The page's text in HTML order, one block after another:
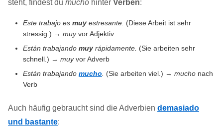
steht, findest du mucho hinter Verben:
Este trabajo es muy estresante. (Diese Arbeit ist sehr
stressig.) → muyvor Adjektiv
Están trabajando muy rápidamente. (Sie arbeiten sehr
schnell.) → muyvor Adverb
Están trabajando mucho. (Sie arbeiten viel.) → mucho nach
Verb
Auch häufig gebraucht sind die Adverbien demasiado
und bastante: